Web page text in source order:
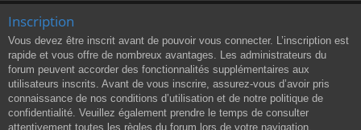
Inscription
Vous devez être inscrit avant de pouvoir vous connecter. L’inscription est
rapide et vous offre de nombreux avantages. Les administrateurs du
forum peuvent accorder des fonctionnalités supplémentaires aux
utilisateurs inscrits. Avant de vous inscrire, assurez-vous d’avoir pris
connaissance de nos conditions d’utilisation et de notre politique de
confidentialité. Veuillez également prendre le temps de consulter
attentivement toutes les règles du forum lors de votre navigation.